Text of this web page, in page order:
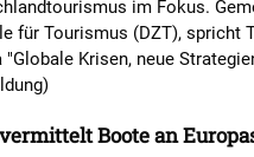
im Fokus.
für Tourismus (DZT), spricht
"Globale Krisen, neue
Boote an